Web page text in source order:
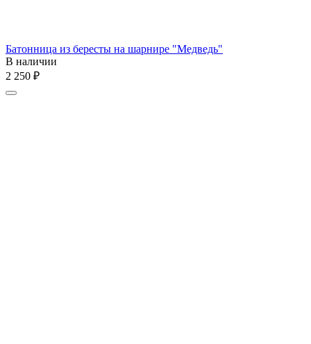
Батонница из бересты на шарнире "Медведь"
В наличии
2 250 ₽